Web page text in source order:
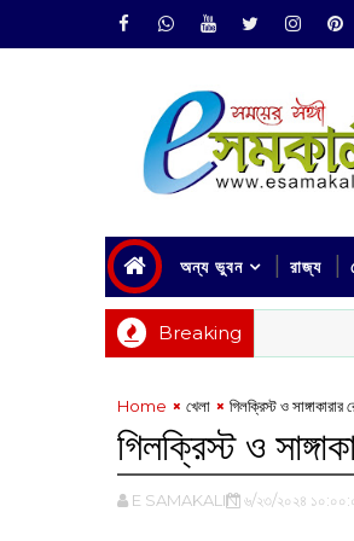
অন্য ভুবন রাজ্য
Breaking
Home খেলা গিলক্রিস্ট ও
গিলক্রিস্ট ও
E SAMAKALIN ৬/২৩/২০২৪